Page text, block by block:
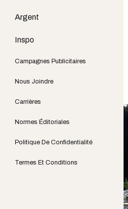
Argent
Inspo
Campagnes Publicitaires
Nous Joindre
Carrières
Normes Éditoriales
Politique De Confidentialité
Termes Et Conditions